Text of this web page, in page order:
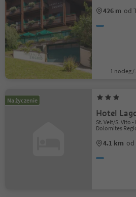
426 m od
1 nocleg
Na życzenie
Hotel
St. Veit/S. Vito
Dolomites
4.1 km od